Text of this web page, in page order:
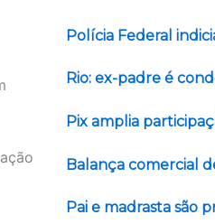
Polícia Federal
Rio: ex-padre é
Pix amplia
Balança comercial
Pai e madrasta são